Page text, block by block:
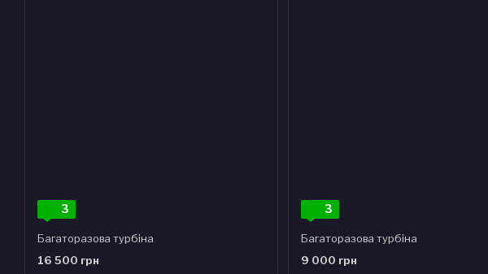
3
Багаторазова турбіна
16 500 грн
3
Багаторазова турбіна
9 000 грн